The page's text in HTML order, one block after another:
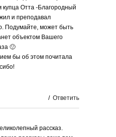
Отта -Благородный
и преподавал
Подумайте, может быть
объектом Вашего
🙂
бы об этом почитала
/ Ответить
рассказ.